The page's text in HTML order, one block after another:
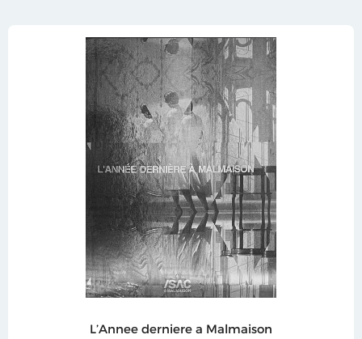
L’Annee derniere a Malmaison